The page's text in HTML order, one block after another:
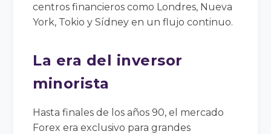
centros financieros como Londres, Nueva
York, Tokio y Sídney en un flujo continuo.
La era del inversor
minorista
Hasta finales de los años 90, el mercado
Forex era exclusivo para grandes